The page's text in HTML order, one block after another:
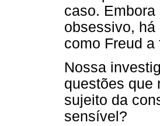
caso.
obsessivo,
como Freud
Nossa
questões que
sujeito da
sensível?